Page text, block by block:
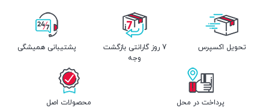
تحویل اکسپرس
7 روز گارانتی بازگشت
وجه
پشتیبانی همیشگی
پرداخت در محل محصولات اصل